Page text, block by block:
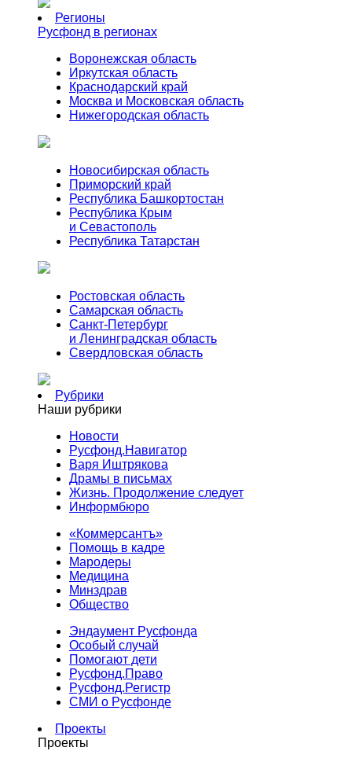
Регионы
Русфонд в регионах
Воронежская область
Иркутская область
Краснодарский край
Москва и Московская область
Нижегородская область
Новосибирская область
Приморский край
Республика Башкортостан
Республика Крым
и Севастополь
Республика Татарстан
Ростовская область
Самарская область
Санкт-Петербург
и Ленинградская область
Свердловская область
Рубрики
Наши рубрики
Новости
Русфонд.Навигатор
Варя Иштрякова
Драмы в письмах
Жизнь. Продолжение следует
Информбюро
«Коммерсантъ»
Помощь в кадре
Мародеры
Медицина
Минздрав
Общество
Эндаумент Русфонда
Особый случай
Помогают дети
Русфонд.Право
Русфонд.Регистр
СМИ о Русфонде
Проекты
Проекты